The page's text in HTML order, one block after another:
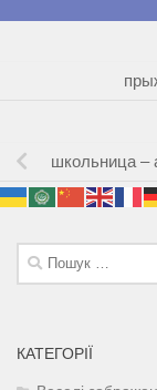
школьница –
Пошук:
КАТЕГОРІЇ